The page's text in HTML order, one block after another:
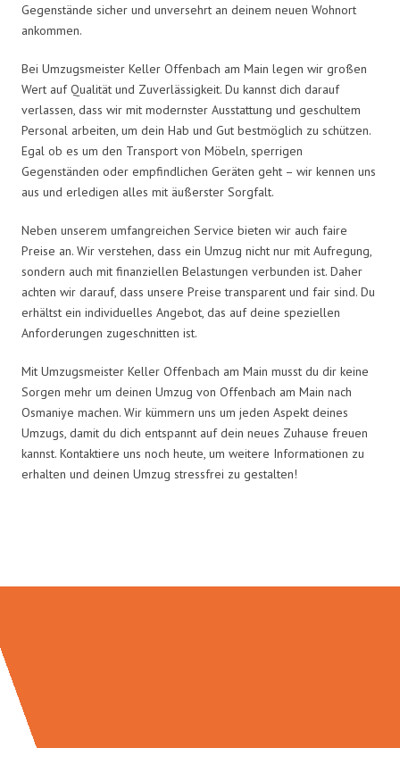
Gegenstände sicher und unversehrt an deinem neuen Wohnort
ankommen.
Bei Umzugsmeister Keller Offenbach am Main legen wir großen
Wert auf Qualität und Zuverlässigkeit. Du kannst dich darauf
verlassen, dass wir mit modernster Ausstattung und geschultem
Personal arbeiten, um dein Hab und Gut bestmöglich zu schützen.
Egal ob es um den Transport von Möbeln, sperrigen
Gegenständen oder empfindlichen Geräten geht – wir kennen uns
aus und erledigen alles mit äußerster Sorgfalt.
Neben unserem umfangreichen Service bieten wir auch faire
Preise an. Wir verstehen, dass ein Umzug nicht nur mit Aufregung,
sondern auch mit finanziellen Belastungen verbunden ist. Daher
achten wir darauf, dass unsere Preise transparent und fair sind. Du
erhältst ein individuelles Angebot, das auf deine speziellen
Anforderungen zugeschnitten ist.
Mit Umzugsmeister Keller Offenbach am Main musst du dir keine
Sorgen mehr um deinen Umzug von Offenbach am Main nach
Osmaniye machen. Wir kümmern uns um jeden Aspekt deines
Umzugs, damit du dich entspannt auf dein neues Zuhause freuen
kannst. Kontaktiere uns noch heute, um weitere Informationen zu
erhalten und deinen Umzug stressfrei zu gestalten!